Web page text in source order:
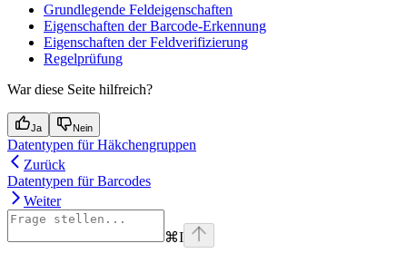
Grundlegende Feldeigenschaften
Eigenschaften der Barcode-Erkennung
Eigenschaften der Feldverifizierung
Regelprüfung
War diese Seite hilfreich?
Ja Nein
Datentypen für Häkchengruppen
Zurück
Datentypen für Barcodes
Weiter
⌘I